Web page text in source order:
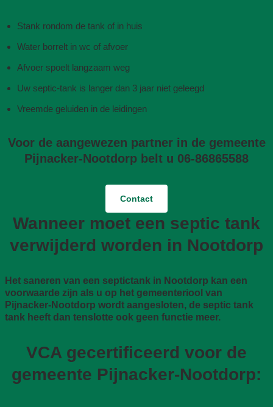
Stank rondom de tank of in huis
Water borrelt in wc of afvoer
Afvoer spoelt langzaam weg
Uw septic-tank is langer dan 3 jaar niet geleegd
Vreemde geluiden in de leidingen
Voor de aangewezen partner in de gemeente
Pijnacker-Nootdorp belt u 06-86865588
Contact
Wanneer moet een septic tank
verwijderd worden in Nootdorp
Het saneren van een septictank in Nootdorp kan een
voorwaarde zijn als u op het gemeenteriool van
Pijnacker-Nootdorp wordt aangesloten, de septic tank
tank heeft dan tenslotte ook geen functie meer.
VCA gecertificeerd voor de
gemeente Pijnacker-Nootdorp: